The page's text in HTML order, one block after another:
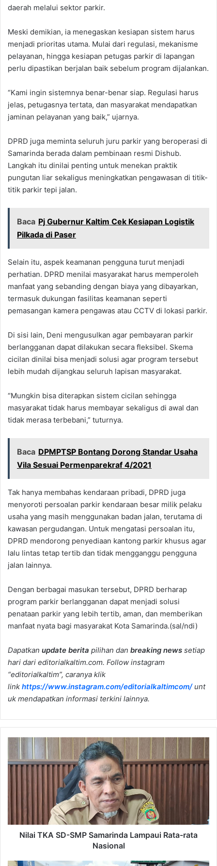
daerah melalui sektor parkir.
Meski demikian, ia menegaskan kesiapan sistem harus
menjadi prioritas utama. Mulai dari regulasi, mekanisme
pelayanan, hingga kesiapan petugas parkir di lapangan
perlu dipastikan berjalan baik sebelum program dijalankan.
“Kami ingin sistemnya benar-benar siap. Regulasi harus
jelas, petugasnya tertata, dan masyarakat mendapatkan
jaminan pelayanan yang baik,” ujarnya.
DPRD juga meminta seluruh juru parkir yang beroperasi di
Samarinda berada dalam pembinaan resmi Dishub.
Langkah itu dinilai penting untuk menekan praktik
pungutan liar sekaligus meningkatkan pengawasan di titik-
titik parkir tepi jalan.
Baca Pj Gubernur Kaltim Cek Kesiapan Logistik
Pilkada di Paser
Selain itu, aspek keamanan pengguna turut menjadi
perhatian. DPRD menilai masyarakat harus memperoleh
manfaat yang sebanding dengan biaya yang dibayarkan,
termasuk dukungan fasilitas keamanan seperti
pemasangan kamera pengawas atau CCTV di lokasi parkir.
Di sisi lain, Deni mengusulkan agar pembayaran parkir
berlangganan dapat dilakukan secara fleksibel. Skema
cicilan dinilai bisa menjadi solusi agar program tersebut
lebih mudah dijangkau seluruh lapisan masyarakat.
“Mungkin bisa diterapkan sistem cicilan sehingga
masyarakat tidak harus membayar sekaligus di awal dan
tidak merasa terbebani,” tuturnya.
Baca DPMPTSP Bontang Dorong Standar Usaha
Vila Sesuai Permenparekraf 4/2021
Tak hanya membahas kendaraan pribadi, DPRD juga
menyoroti persoalan parkir kendaraan besar milik pelaku
usaha yang masih menggunakan badan jalan, terutama di
kawasan pergudangan. Untuk mengatasi persoalan itu,
DPRD mendorong penyediaan kantong parkir khusus agar
lalu lintas tetap tertib dan tidak mengganggu pengguna
jalan lainnya.
Dengan berbagai masukan tersebut, DPRD berharap
program parkir berlangganan dapat menjadi solusi
penataan parkir yang lebih tertib, aman, dan memberikan
manfaat nyata bagi masyarakat Kota Samarinda.(sal/ndi)
Dapatkan update berita pilihan dan breaking news setiap
hari dari editorialkaltim.com. Follow instagram
“editorialkaltim”, caranya klik
link https://www.instagram.com/editorialkaltimcom/unt
uk mendapatkan informasi terkini lainnya.
Nilai
SD-
SMP
Samarinda
Lampaui
Nasional
Nilai TKA SD-SMP Samarinda Lampaui Rata-rata
Nasional